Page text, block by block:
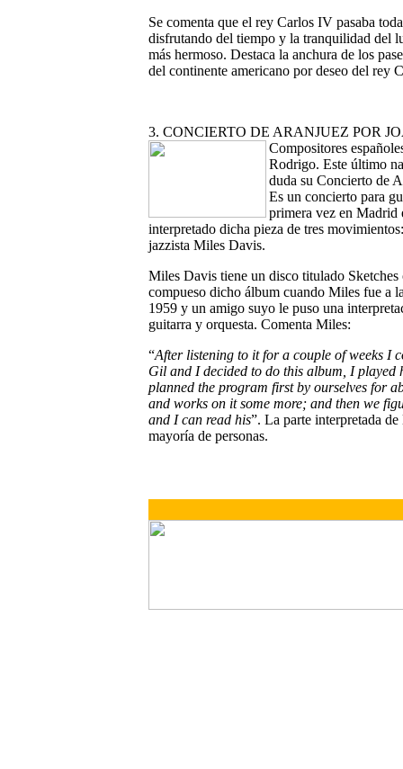
Se comenta que el rey Carlos IV pasaba
disfrutando del tiempo y la tranquilidad del
más hermoso. Destaca la anchura de los
del continente americano por deseo del rey
3. CONCIERTO DE ARANJUEZ POR
Compositores
Rodrigo. Este último
duda su Concierto de
Es un concierto para
primera vez en Madrid
interpretado dicha pieza de tres
jazzista Miles Davis.
Miles Davis tiene un disco titulado
compueso dicho álbum cuando Miles fue a
1959 y un amigo suyo le puso una
guitarra y orquesta. Comenta Miles:
“After listening to it for a couple of weeks I
Gil and I decided to do this album, I played
planned the program first by ourselves for
and works on it some more; and then we
and I can read his”. La parte interpretada
mayoría de personas.